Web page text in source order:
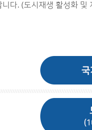
다. (도시재생 활성화 및